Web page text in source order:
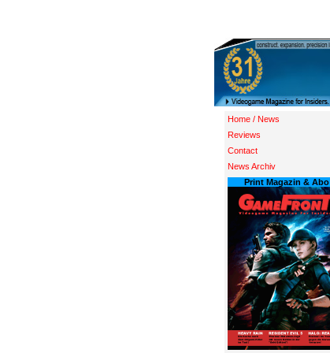
Home / News
Reviews
Contact
News Archiv
Print Magazin & Abo